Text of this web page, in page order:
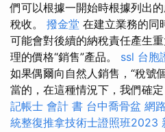
們可以根據一開始時根據列出
稅收。 撥金堂 在建立業務的同
可能會對後續的納稅責任產生
理的價格“銷售”產品。 ssl 台胞
如果偶爾向自然人銷售，“稅號
當的，在這種情況下，我們確
記帳士 會計 書 台中喬骨盆 網
統整復推拿技術士證照班2023